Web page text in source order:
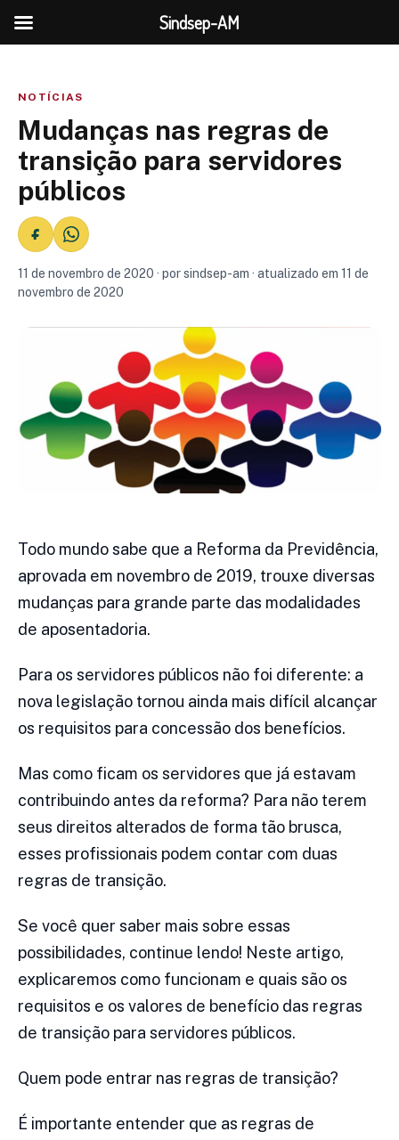
NOTÍCIAS
Mudanças nas regras de
transição para servidores
públicos
11 de novembro de 2020 · por sindsep-am · atualizado em 11 de
novembro de 2020
Todo mundo sabe que a Reforma da Previdência,
aprovada em novembro de 2019, trouxe diversas
mudanças para grande parte das modalidades
de aposentadoria.
Para os servidores públicos não foi diferente: a
nova legislação tornou ainda mais difícil alcançar
os requisitos para concessão dos benefícios.
Mas como ficam os servidores que já estavam
contribuindo antes da reforma? Para não terem
seus direitos alterados de forma tão brusca,
esses profissionais podem contar com duas
regras de transição.
Se você quer saber mais sobre essas
possibilidades, continue lendo! Neste artigo,
explicaremos como funcionam e quais são os
requisitos e os valores de benefício das regras
de transição para servidores públicos.
Quem pode entrar nas regras de transição?
É importante entender que as regras de
Sindsep-AM